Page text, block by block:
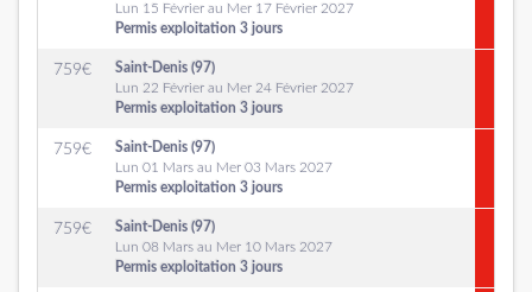
Lun 15 Février au Mer 17 Février 2027
Permis exploitation 3 jours
759€
Saint-Denis (97)
Lun 22 Février au Mer 24 Février 2027
Permis exploitation 3 jours
759€
Saint-Denis (97)
Lun 01 Mars au Mer 03 Mars 2027
Permis exploitation 3 jours
759€
Saint-Denis (97)
Lun 08 Mars au Mer 10 Mars 2027
Permis exploitation 3 jours